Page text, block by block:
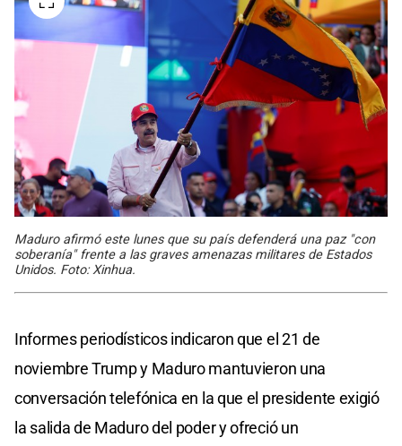
Maduro afirmó este lunes que su país defenderá una paz "con
soberanía" frente a las graves amenazas militares de Estados
Unidos. Foto: Xinhua.
Informes periodísticos indicaron que el 21 de
noviembre Trump y Maduro mantuvieron una
conversación telefónica en la que el presidente exigió
la salida de Maduro del poder y ofreció un